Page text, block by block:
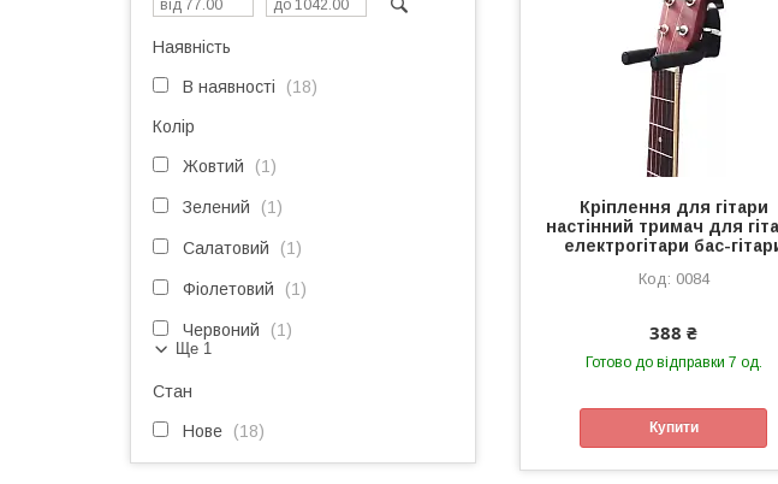
Кріплення для гітари
настінний тримач для
електрогітари бас-
0084
388 ₴
Готово до відправки 7 од.
Купити
Наявність
В наявності 18
Колір
Жовтий 1
Зелений 1
Салатовий 1
Фіолетовий 1
Червоний 1
Ще 1
Стан
Нове 18